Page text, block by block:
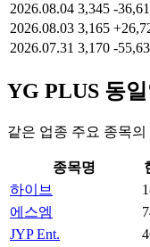
2026.08.04 3,345 -
2026.08.03 3,165
2026.07.31 3,170 -
YG PLUS 동
같은 업종 주요 종목의
종목명
하이브
에스엠
JYP Ent.